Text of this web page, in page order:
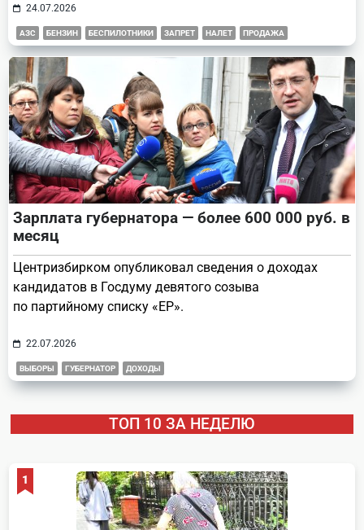
24.07.2026
АЗС БЕНЗИН БЕСПИЛОТНИКИ ЗАПРЕТ НАЛЕТ ПРОДАЖА
Зарплата губернатора — более 600 000 руб. в
месяц
Центризбирком опубликовал сведения о доходах
кандидатов в Госдуму девятого созыва
по партийному списку «ЕР».
22.07.2026
ВЫБОРЫ ГУБЕРНАТОР ДОХОДЫ
ТОП 10 ЗА НЕДЕЛЮ